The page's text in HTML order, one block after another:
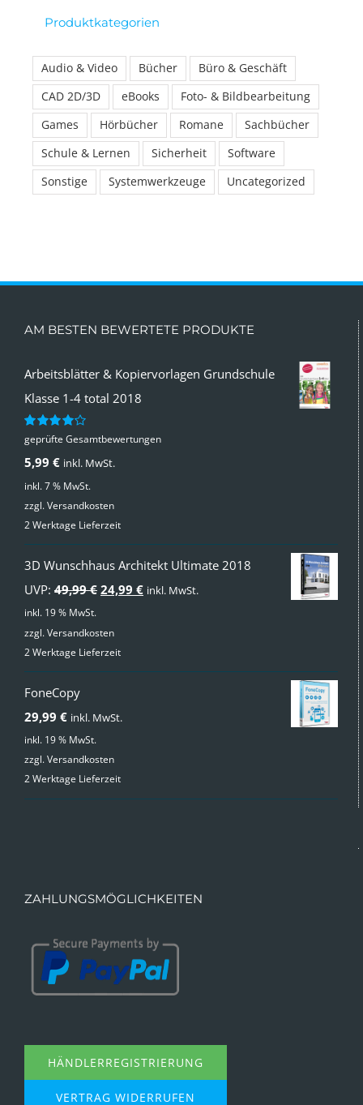
Produktkategorien
Audio & Video Bücher
Büro & Geschäft
CAD 2D/3D
eBooks
Foto- & Bildbearbeitung
Games
Hörbücher Romane
Sachbücher
Schule & Lernen
Sicherheit
Software
Sonstige
Systemwerkzeuge Uncategorized
AM BESTEN BEWERTETE PRODUKTE
Arbeitsblätter & Kopiervorlagen Grundschule
Klasse 1-4 total 2018
Bewertet
von 5
geprüfte Gesamtbewertungen
5,99 € inkl. MwSt.
inkl. 7 % MwSt.
zzgl.Versandkosten
2 Werktage Lieferzeit
3D Wunschhaus Architekt Ultimate 2018
UVP: 49,99€ Ursprünglicher
war:
24,99 €Aktueller
inkl. MwSt.
inkl. 19 % MwSt.
zzgl.Versandkosten
2 Werktage Lieferzeit
FoneCopy
29,99 € inkl. MwSt.
inkl. 19 % MwSt.
zzgl.Versandkosten
2 Werktage Lieferzeit
ZAHLUNGSMÖGLICHKEITEN
HÄNDLERREGISTRIERUNG
VERTRAG WIDERRUFEN